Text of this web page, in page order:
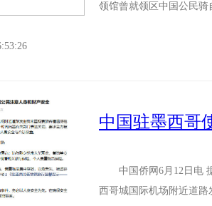
领馆曾就领区中国公民
中国侨网6月12日电 据
西哥城国际机场附近道